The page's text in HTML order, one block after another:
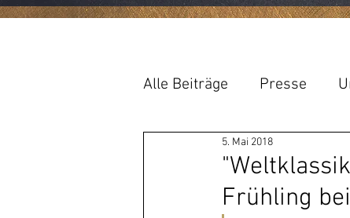
Alle Beiträge Presse
Frühling
5. Mai 2018